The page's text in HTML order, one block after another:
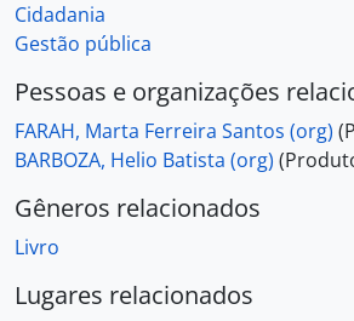
Cidadania
Gestão pública
Pessoas e organizações
FARAH, Marta Ferreira Santos (org)
BARBOZA, Helio Batista (org)
Gêneros relacionados
Livro
Lugares relacionados